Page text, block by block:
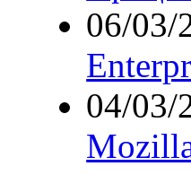
06/03/
04/03/